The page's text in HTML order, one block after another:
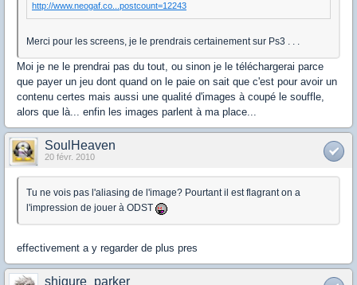
http://www.neogaf.co...postcount=12243
Merci pour les screens, je le prendrais certainement sur Ps3 . . .
Moi je ne le prendrai pas du tout, ou sinon je le téléchargerai parce
que payer un jeu dont quand on le paie on sait que c'est pour avoir un
contenu certes mais aussi une qualité d'images à coupé le souffle,
alors que là... enfin les images parlent à ma place...
SoulHeaven
20 févr. 2010
Tu ne vois pas l'aliasing de l'image? Pourtant il est flagrant on a
l'impression de jouer à ODST
effectivement a y regarder de plus pres
shigure_parker